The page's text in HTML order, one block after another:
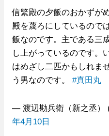
信繁殿の夕飯のおかずが
殿を蔑ろにしているので
飯なのです。主である三
し上がっているのです。
はめざし二匹かもしれま
う男なのです。 #真田丸
— 渡辺勘兵衛（新之丞）
年4月10日